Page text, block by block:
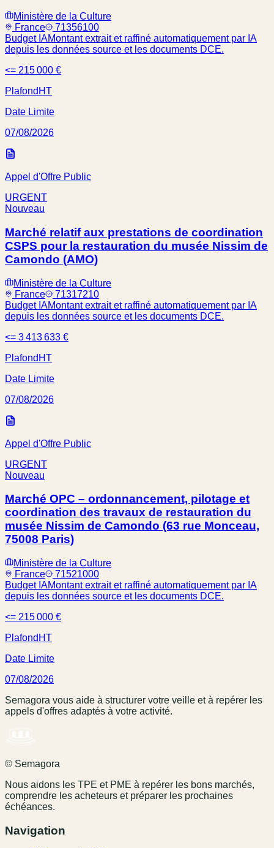
Ministère de la Culture
France
71356100
Budget IAMontant extrait et raffiné automatiquement par IA
depuis les données source et les documents DCE.
<= 215 000 €
Plafond HT
Date Limite
07/08/2026
Appel d'Offre Public
URGENT
Nouveau
Marché relatif aux prestations de coordination
CSPS pour la restauration du musée Nissim de
Camondo (AMO)
Ministère de la Culture
France
71317210
Budget IAMontant extrait et raffiné automatiquement par IA
depuis les données source et les documents DCE.
<= 3 413 633 €
Plafond HT
Date Limite
07/08/2026
Appel d'Offre Public
URGENT
Nouveau
Marché OPC – ordonnancement, pilotage et
coordination des travaux de restauration du
musée Nissim de Camondo (63 rue Monceau,
75008 Paris)
Ministère de la Culture
France
71521000
Budget IAMontant extrait et raffiné automatiquement par IA
depuis les données source et les documents DCE.
<= 215 000 €
Plafond HT
Date Limite
07/08/2026
Semagora vous aide à structurer votre veille et à repérer les
appels d'offres adaptés à votre activité.
© Semagora
Nous aidons les TPE et PME à repérer les bons marchés,
comprendre les acheteurs et préparer les prochaines
échéances.
Navigation